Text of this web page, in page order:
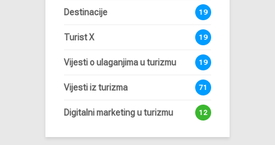
Destinacije 19
Turist X 19
Vijesti o ulaganjima u turizmu 19
Vijesti iz turizma 71
Digitalni marketing u turizmu 12